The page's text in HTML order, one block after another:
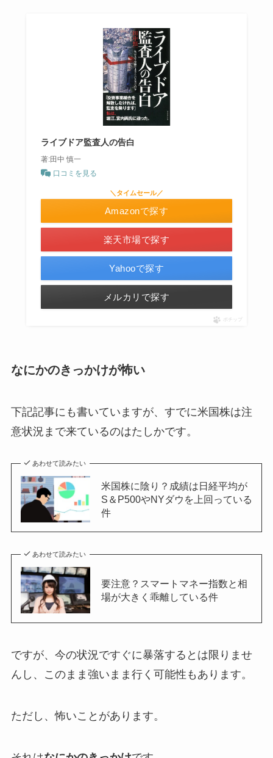
ライブドア監査人の告白
著:田中 慎一
口コミを見る
＼タイムセール／
Amazonで探す
楽天市場で探す
Yahooで探す
メルカリで探す
ポチップ
なにかのきっかけが怖い
下記記事にも書いていますが、すでに米国株は注
意状況まで来ているのはたしかです。
あわせて読みたい
米国株に陰り？成績は日経平均が
S＆P500やNYダウを上回っている
件
あわせて読みたい
要注意？スマートマネー指数と相
場が大きく乖離している件
ですが、今の状況ですぐに暴落するとは限りませ
んし、このまま強いまま行く可能性もあります。
ただし、怖いことがあります。